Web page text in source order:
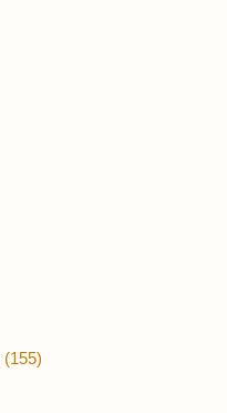
(155)